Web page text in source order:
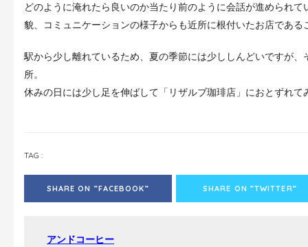
どのように淹れたら良いのか当たり前のように会話が進められ
貌、コミュニケーションの様子からも近所に根付いたお店であ
駅から少し離れているため、夏の季節には少ししんどいですが
所。
休みの日には少し足を伸ばして「リザルブ珈琲店」におとずれて
TAG :
SHARE ON ”FACEBOOK” SHARE ON ”TWITTER”
アンドコーヒー